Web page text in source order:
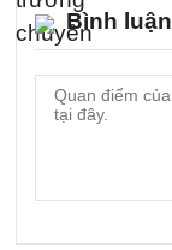
Bình luận